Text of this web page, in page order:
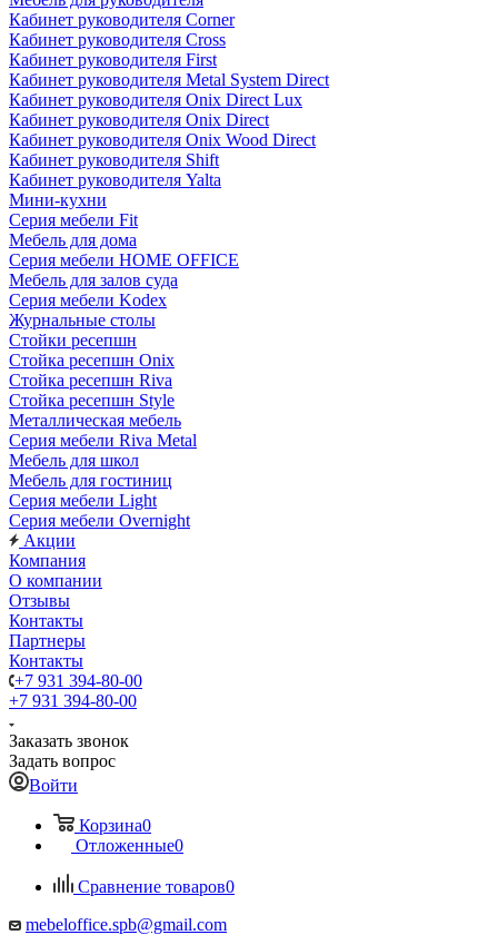
Кабинет руководителя Corner
Кабинет руководителя Cross
Кабинет руководителя First
Кабинет руководителя Metal System Direct
Кабинет руководителя Onix Direct Lux
Кабинет руководителя Onix Direct
Кабинет руководителя Onix Wood Direct
Кабинет руководителя Shift
Кабинет руководителя Yalta
Мини-кухни
Серия мебели Fit
Мебель для дома
Серия мебели HOME OFFICE
Мебель для залов суда
Серия мебели Kodex
Журнальные столы
Стойки ресепшн
Стойка ресепшн Onix
Стойка ресепшн Riva
Стойка ресепшн Style
Металлическая мебель
Серия мебели Riva Metal
Мебель для школ
Мебель для гостиниц
Серия мебели Light
Серия мебели Overnight
Акции
Компания
О компании
Отзывы
Контакты
Партнеры
Контакты
+7 931 394-80-00
+7 931 394-80-00
Заказать звонок
Задать вопрос
Войти
Корзина0
Отложенные0
Сравнение товаров0
mebeloffice.spb@gmail.com